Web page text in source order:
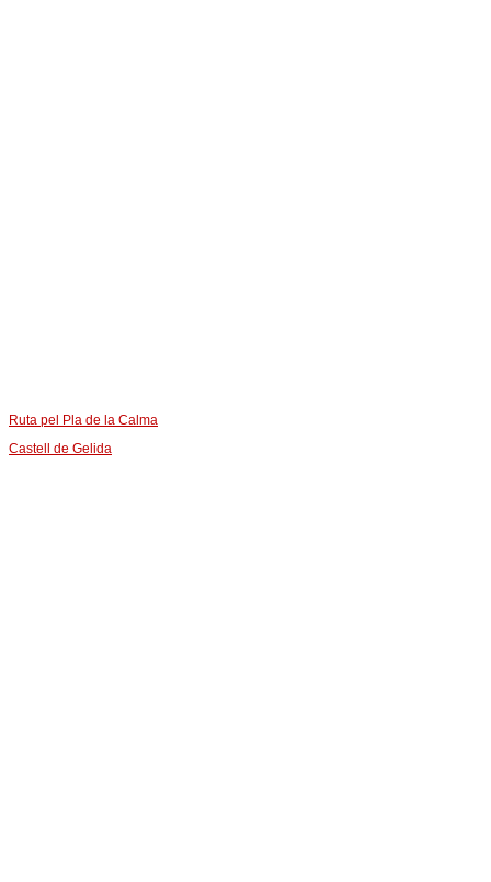
Ruta pel Pla de la Calma
Castell de Gelida